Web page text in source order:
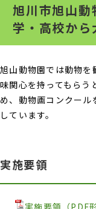
旭川市旭山
学・高校から
旭山動物園では動物を
味関心を持ってもらう
め、動物画コンクール
しています。
実施要領
実施要領（PDF